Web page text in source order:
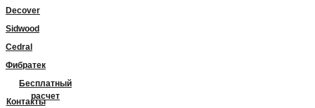
Decover
Sidwood
Cedral
Фибратек
Бесплатный
расчет
Контакты